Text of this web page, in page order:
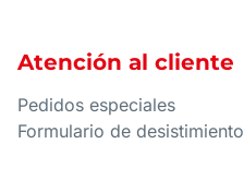
Atención al cliente
Pedidos especiales
Formulario de desistimiento